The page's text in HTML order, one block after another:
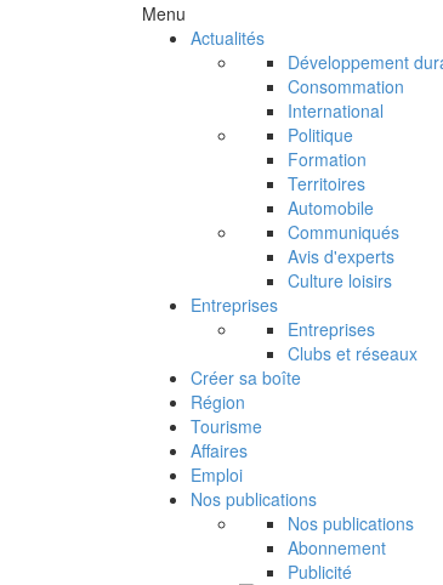
Menu
Actualités
Développement
Consommation
International
Politique
Formation
Territoires
Automobile
Communiqués
Avis d'experts
Culture loisirs
Entreprises
Entreprises
Clubs et réseaux
Créer sa boîte
Région
Tourisme
Affaires
Emploi
Nos publications
Nos publications
Abonnement
Publicité